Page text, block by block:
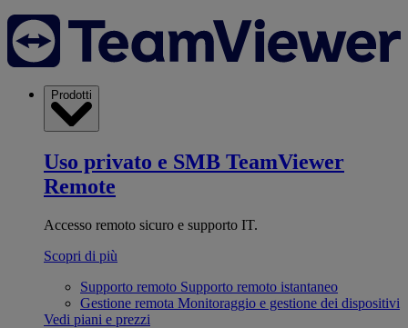
Prodotti
Uso privato e SMB TeamViewer
Remote
Accesso remoto sicuro e supporto IT.
Scopri di più
Supporto remoto Supporto remoto istantaneo
Gestione remota Monitoraggio e gestione dei dispositivi
Vedi piani e prezzi